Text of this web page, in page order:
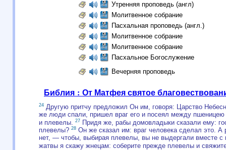
Утренняя проповедь (англ)
Молитвенное собрание
Пасхальная проповедь (англ.)
Молитвенное собрание
Молитвенное собрание
Пасхальное Богослужение
Вечерняя проповедь
Библия : От Матфея святое
24 Другую притчу предложил Он им, говоря: Царство
же люди спали, пришел враг его и посеял между
и плевелы.
27 Придя же, рабы домовладыки сказали ему:
плевелы? 28 Он же сказал им: враг человека сделал это.
нет, — чтобы, выбирая плевелы, вы не выдергали вместе
жатвы я скажу жнецам: соберите прежде плевелы и